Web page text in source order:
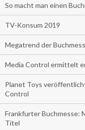
So macht man einen
TV-Konsum 2019
Megatrend der
Media Control ermittelt
Planet Toys
Control
Frankfurter Buchmesse:
Titel